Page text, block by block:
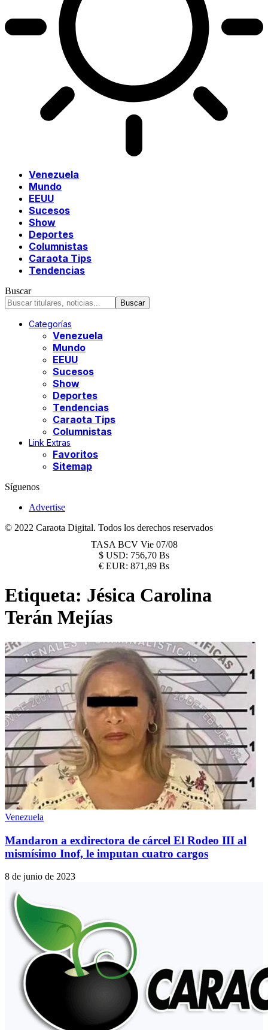
Venezuela
Mundo
EEUU
Sucesos
Show
Deportes
Columnistas
Caraota Tips
Tendencias
Buscar
Categorías
Venezuela
Mundo
EEUU
Sucesos
Show
Deportes
Tendencias
Caraota Tips
Columnistas
Link Extras
Favoritos
Sitemap
Síguenos
Advertise
© 2022 Caraota Digital. Todos los derechos reservados
TASA BCV Vie 07/08
$ USD: 756,70 Bs
€ EUR: 871,89 Bs
Etiqueta: Jésica Carolina
Terán Mejías
Venezuela
Mandaron a exdirectora de cárcel El Rodeo III al
mismísimo Inof, le imputan cuatro cargos
8 de junio de 2023